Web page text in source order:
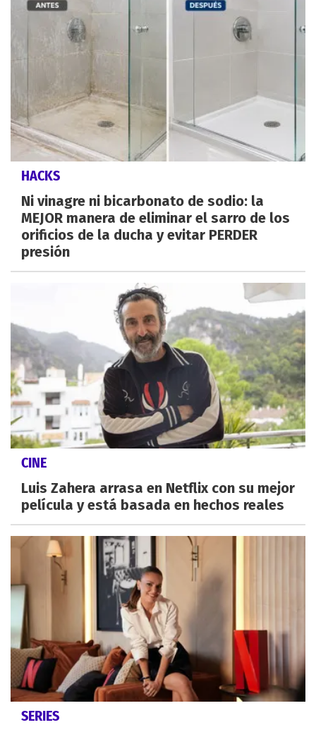
HACKS
Ni vinagre ni bicarbonato de sodio: la
MEJOR manera de eliminar el sarro de los
orificios de la ducha y evitar PERDER
presión
CINE
Luis Zahera arrasa en Netflix con su mejor
película y está basada en hechos reales
SERIES